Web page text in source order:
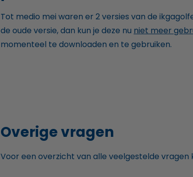
Tot medio mei waren er 2 versies van de
de oude versie, dan kun je deze nu niet meer
momenteel te downloaden en te gebruiken.
Overige vragen
Voor een overzicht van alle veelgestelde vragen